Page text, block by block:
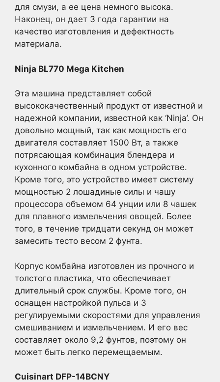
для смузи, а ее цена немного высока.
Наконец, он дает 3 года гарантии на
качество изготовления и дефектность
материала.
Ninja BL770 Mega Kitchen
Эта машина представляет собой
высококачественный продукт от известной и
надежной компании, известной как ‘Ninja’. Он
довольно мощный, так как мощность его
двигателя составляет 1500 Вт, а также
потрясающая комбинация блендера и
кухонного комбайна в одном устройстве.
Кроме того, это устройство имеет систему
мощностью 2 лошадиные силы и чашу
процессора объемом 64 унции или 8 чашек
для плавного измельчения овощей. Более
того, в течение тридцати секунд он может
замесить тесто весом 2 фунта.
Корпус комбайна изготовлен из прочного и
толстого пластика, что обеспечивает
длительный срок службы. Кроме того, он
оснащен настройкой пульса и 3
регулируемыми скоростями для управления
смешиванием и измельчением. И его вес
составляет около 9,2 фунтов, поэтому он
может быть легко перемещаемым.
Cuisinart DFP-14BCNY